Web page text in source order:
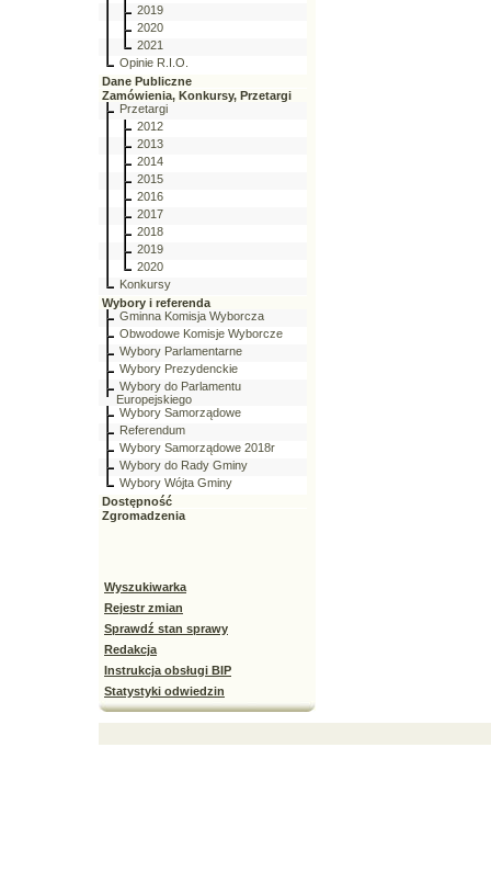
2019
2020
2021
Opinie R.I.O.
Dane Publiczne
Zamówienia, Konkursy, Przetargi
Przetargi
2012
2013
2014
2015
2016
2017
2018
2019
2020
Konkursy
Wybory i referenda
Gminna Komisja Wyborcza
Obwodowe Komisje Wyborcze
Wybory Parlamentarne
Wybory Prezydenckie
Wybory do Parlamentu
Europejskiego
Wybory Samorządowe
Referendum
Wybory Samorządowe 2018r
Wybory do Rady Gminy
Wybory Wójta Gminy
Dostępność
Zgromadzenia
Wyszukiwarka
Rejestr zmian
Sprawdź stan sprawy
Redakcja
Instrukcja obsługi BIP
Statystyki odwiedzin